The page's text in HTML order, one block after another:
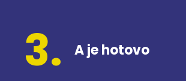
3. A je hotovo